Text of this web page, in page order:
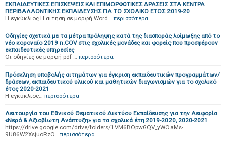
ΕΚΠΑΙΔΕΥΤΙΚΕΣ ΕΠΙΣΚΕΨΕΙΣ ΚΑΙ ΕΠΙΜΟΡΦΩΤΙΚΕΣ ΔΡΑΣΕΙΣ ΣΤΑ ΚΕΝΤΡΑ
ΠΕΡΙΒΑΛΛΟΝΤΙΚΗΣ ΕΚΠΑΙΔΕΥΣΗΣ ΓΙΑ ΤΟ ΣΧΟΛΙΚΟ ΕΤΟΣ 2019-20
Η εγκύκλιος Η αίτηση σε μορφή Word… περισσότερα
Οδηγίες σχετικά με τα μέτρα πρόληψης κατά της διασποράς λοίμωξης από το
νέο κοροναϊο 2019 n.COV στις σχολικές μονάδες και φορείς που προσφέρουν
εκπαιδευτικές υπηρεσίες
Οι οδηγίες σε μορφή pdf … περισσότερα
Πρόσκληση υποβολής αιτημάτων για έγκριση εκπαιδευτικών προγραμμάτων/
δράσεων, εκπαιδευτικού υλικού και μαθητικών διαγωνισμών για το σχολικό
έτος 2020-2021
Η εγκύκλιος… περισσότερα
Λειτουργία του Εθνικού Θεματικού Δικτύου Εκπαίδευσης για την Αειφορία
«Νερό & Αξιοβίωτη Ανάπτυξη» για τα σχολικά έτη 2019-2020, 2020-2021
https://drive.google.com/drive/folders/1VM6BOpwGQV_yWOaMs-
9U86W2XsjuoRzO… περισσότερα